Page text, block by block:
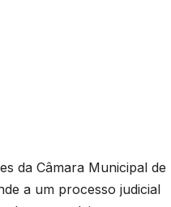
da Câmara Municipal de
a um processo judicial